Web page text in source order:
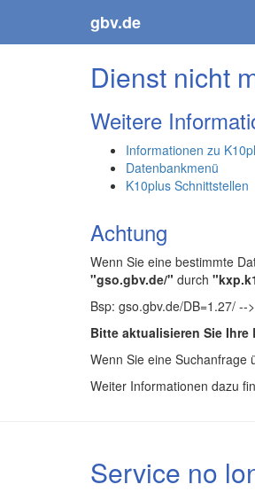
gbv.de
Dienst nicht
Weitere
Informationen zu
Datenbankmenü
K10plus Schnittstellen
Achtung
Wenn Sie eine bestimmte
"gso.gbv.de/" durch
Bsp: gso.gbv.de/DB=1.27/ --
Bitte aktualisieren Sie Ihre
Wenn Sie eine Suchanfrage
Weiter Informationen dazu
Service no